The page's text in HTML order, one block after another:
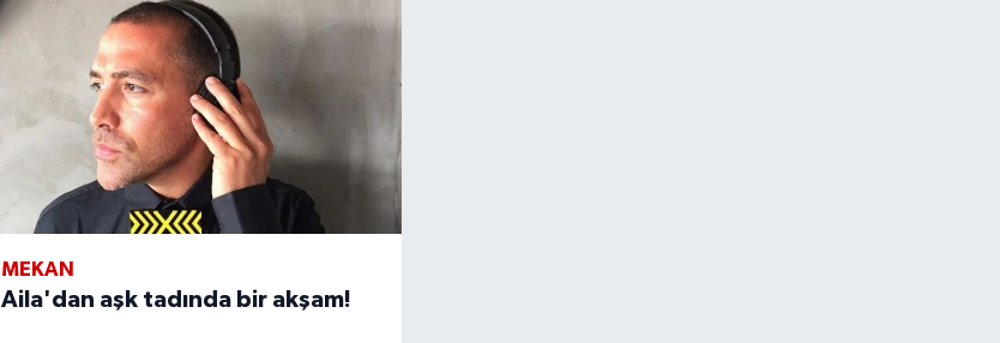
MEKAN
Aila'dan aşk tadında bir akşam!